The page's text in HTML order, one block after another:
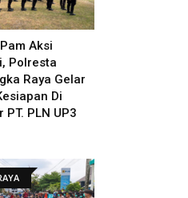
Aksi
Polresta
Raya Gelar
Di
PT. PLN UP3